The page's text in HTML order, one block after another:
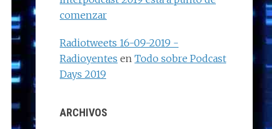
comenzar
Radiotweets 16-09-2019 -
Radioyentes en Todo sobre Podcast
Days 2019
ARCHIVOS